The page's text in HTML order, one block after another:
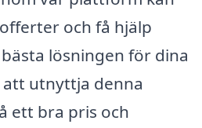
och få hjälp
lösningen för dina
att utnyttja denna
ett bra pris och